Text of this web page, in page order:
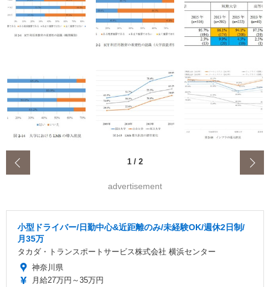
1 / 2
advertisement
小型ドライバー/日勤中心&近距離のみ/未経験OK/週休2日制/
月35万
タカダ・トランスポートサービス株式会社 横浜センター
神奈川県
月給27万円～35万円